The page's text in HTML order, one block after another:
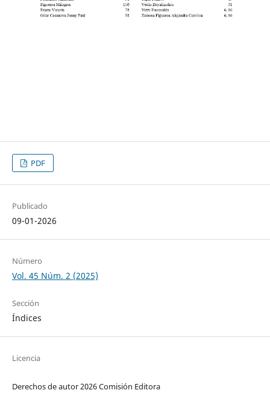
PDF
Publicado
09-01-2026
Número
Vol. 45 Núm. 2 (2025)
Sección
Índices
Licencia
Derechos de autor 2026 Comisión Editora